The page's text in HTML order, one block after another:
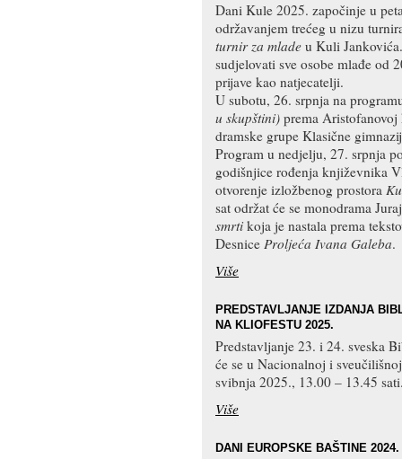
Dani Kule 2025. započinje u
održavanjem trećeg u nizu
turnir za mlade u Kuli
sudjelovati sve osobe mlađe od
prijave kao natjecatelji.
U subotu, 26. srpnja na
u skupštini) prema
dramske grupe Klasične
Program u nedjelju, 27. srpnja
godišnjice rođenja književnika
otvorenje izložbenog prostora
sat održat će se monodrama
smrti koja je nastala prema
Desnice Proljeća Ivana Galeba.
Više
PREDSTAVLJANJE IZDANJA
NA KLIOFESTU 2025.
Predstavljanje 23. i 24. sveska
će se u Nacionalnoj i
svibnja 2025., 13.00 – 13.45
Više
DANI EUROPSKE BAŠTINE 2024.